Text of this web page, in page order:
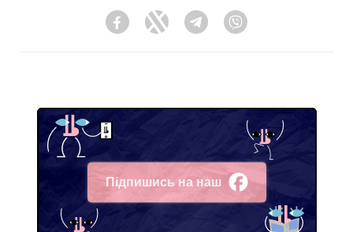
FacebookTwitter Telegram
Підпишись на наш
Facebook